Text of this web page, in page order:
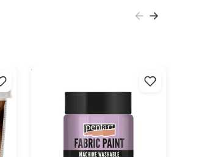
Boja za tekstil Pentart 50 ml